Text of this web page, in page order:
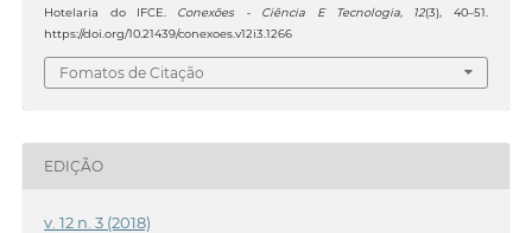
Hotelaria do IFCE. Conexões - Ciência E Tecnologia, 12(3), 40–51.
https://doi.org/10.21439/conexoes.v12i3.1266
Fomatos de Citação
EDIÇÃO
v. 12 n. 3 (2018)